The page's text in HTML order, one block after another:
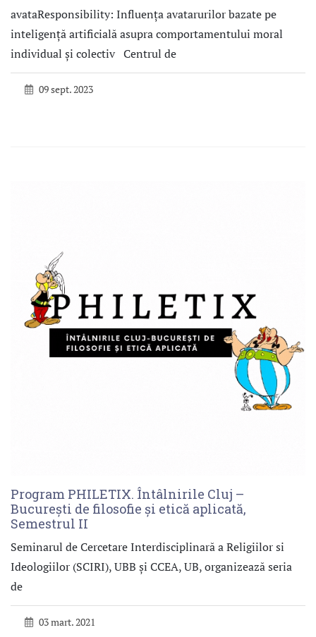
avataResponsibility: Influența avatarurilor bazate pe
inteligență artificială asupra comportamentului moral
individual și colectiv Centrul de
09 sept. 2023
Program PHILETIX. Întâlnirile Cluj –
București de filosofie și etică aplicată,
Semestrul II
Seminarul de Cercetare Interdisciplinară a Religiilor si
Ideologiilor (SCIRI), UBB și CCEA, UB, organizează seria
de
03 mart. 2021